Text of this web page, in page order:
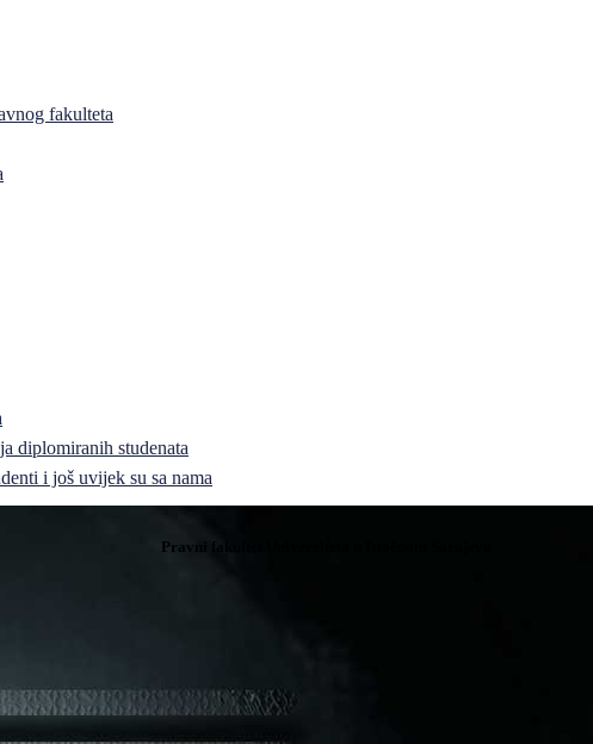
fakulteta
diplomiranih studenata
i još uvijek su sa nama
Pravni fakultet Univerziteta u Istočnom Sarajevu